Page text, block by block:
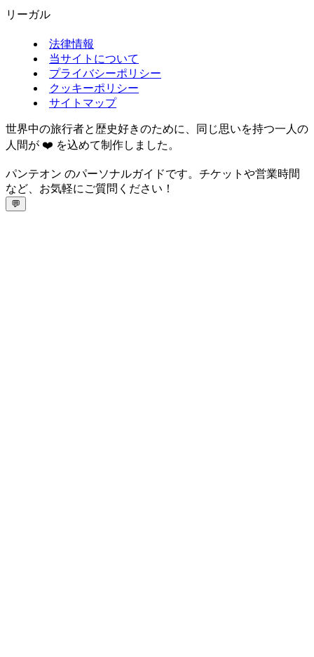
リーガル
法律情報
当サイトについて
プライバシーポリシー
クッキーポリシー
サイトマップ
世界中の旅行者と歴史好きのために、同じ思いを持つ一人の
人間が ❤️ を込めて制作しました。
パンテオン のパーソナルガイドです。チケットや営業時間
など、お気軽にご質問ください！
💬